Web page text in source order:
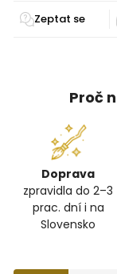
Zeptat se
Proč
Doprava
zpravidla do 2–3
prac. dní i na
Slovensko